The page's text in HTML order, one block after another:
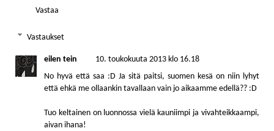
Vastaa
Vastaukset
eilen tein
10. toukokuuta 2013 klo 16.18
No hyvä että saa :D Ja sitä paitsi, suomen kesä on niin lyhyt
että ehkä me ollaankin tavallaan vain jo aikaamme edellä?? :D
Tuo keltainen on luonnossa vielä kauniimpi ja vivahteikkaampi,
aivan ihana!